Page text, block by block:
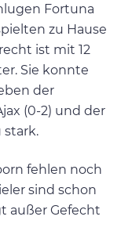
Fortuna
zu Hause
ist mit 12
Sie konnte
der
(0-2) und der
stark.
fehlen noch
sind schon
außer Gefecht